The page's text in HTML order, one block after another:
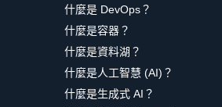
什麼是 DevOps？
什麼是容器？
什麼是資料湖？
什麼是人工智慧 (AI)？
什麼是生成式 AI？